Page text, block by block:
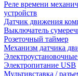
Реле времени
устройств
Датчик движения
Выключатель
Розеточный таймер
Механизм датчика
Электропитание USB
Мультивставка /